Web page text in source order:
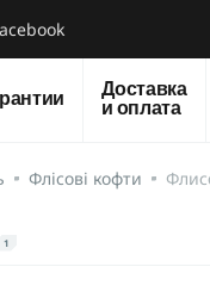
Доставка
и оплата
Флісові кофти
1